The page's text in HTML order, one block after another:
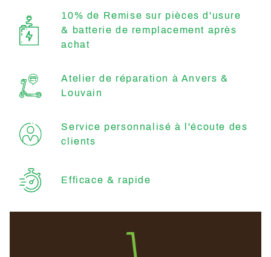
10% de Remise sur pièces d'usure
& batterie de remplacement après
achat
Atelier de réparation à Anvers &
Louvain
Service personnalisé à l'écoute des
clients
Efficace & rapide